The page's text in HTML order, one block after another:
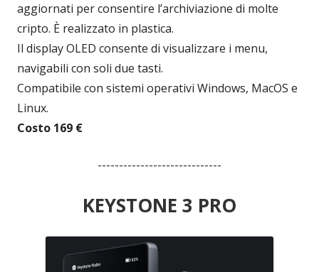
aggiornati per consentire l’archiviazione di molte
cripto. È realizzato in plastica.
Il display OLED consente di visualizzare i menu,
navigabili con soli due tasti.
Compatibile con sistemi operativi Windows, MacOS e
Linux.
Costo 169 €
-----------------------------
KEYSTONE 3 PRO